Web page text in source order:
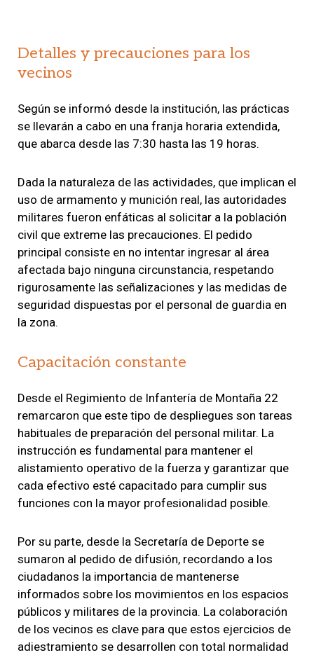
Detalles y precauciones para los
vecinos
Según se informó desde la institución, las prácticas
se llevarán a cabo en una franja horaria extendida,
que abarca desde las 7:30 hasta las 19 horas.
Dada la naturaleza de las actividades, que implican el
uso de armamento y munición real, las autoridades
militares fueron enfáticas al solicitar a la población
civil que extreme las precauciones. El pedido
principal consiste en no intentar ingresar al área
afectada bajo ninguna circunstancia, respetando
rigurosamente las señalizaciones y las medidas de
seguridad dispuestas por el personal de guardia en
la zona.
Capacitación constante
Desde el Regimiento de Infantería de Montaña 22
remarcaron que este tipo de despliegues son tareas
habituales de preparación del personal militar. La
instrucción es fundamental para mantener el
alistamiento operativo de la fuerza y garantizar que
cada efectivo esté capacitado para cumplir sus
funciones con la mayor profesionalidad posible.
Por su parte, desde la Secretaría de Deporte se
sumaron al pedido de difusión, recordando a los
ciudadanos la importancia de mantenerse
informados sobre los movimientos en los espacios
públicos y militares de la provincia. La colaboración
de los vecinos es clave para que estos ejercicios de
adiestramiento se desarrollen con total normalidad